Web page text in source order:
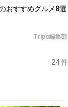
おすすめグルメ8選
Tripα編集部
24 件